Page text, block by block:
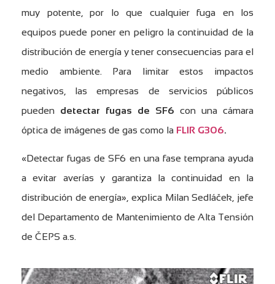
muy potente, por lo que cualquier fuga en los
equipos puede poner en peligro la continuidad de la
distribución de energía y tener consecuencias para el
medio ambiente. Para limitar estos impactos
negativos, las empresas de servicios públicos
pueden detectar fugas de SF6 con una cámara
óptica de imágenes de gas como la FLIR G306.
«Detectar fugas de SF6 en una fase temprana ayuda
a evitar averías y garantiza la continuidad en la
distribución de energía», explica Milan Sedláček, jefe
del Departamento de Mantenimiento de Alta Tensión
de ČEPS a.s.